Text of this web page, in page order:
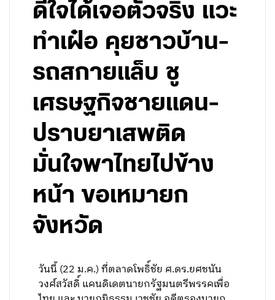
ดีใจได้เจอตัวจริง แวะ
ทำเฝ๋อ คุยชาวบ้าน-
รถสกายแล็บ ชู
เศรษฐกิจชายแดน-
ปราบยาเสพติด
มั่นใจพาไทยไปข้าง
หน้า ขอเหมายก
จังหวัด
วันนี้ (22 ม.ค.) ที่ตลาดโพธิ์ชัย ศ.ดร.ยศชนัน
วงศ์สวัสดิ์ แคนดิเดตนายกรัฐมนตรีพรรคเพื่อ